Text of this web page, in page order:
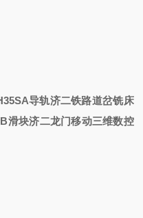
导轨济二铁路道岔铣床
滑块济二龙门移动三维数控